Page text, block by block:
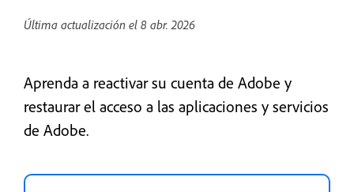
Última actualización el 8 abr. 2026
Aprenda a reactivar su cuenta de Adobe y
restaurar el acceso a las aplicaciones y servicios
de Adobe.